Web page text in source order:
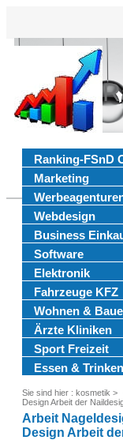
Ranking-FSnD
Marketing
Webdesign
Business
Software
Elektronik
Fahrzeuge KFZ
Wohnen &
Ärzte Kliniken
Sport Freizeit
Essen & Trinken
Sie sind hier : kosmetik >
Design Arbeit der
Arbeit
Design Arbeit